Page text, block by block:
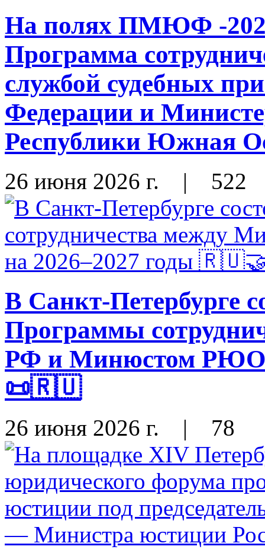
На полях ПМЮФ -
Программа
службой судебных
Федерации и
Республики Южная
26 июня 2026 г. | 522
В Санкт-Петербурге
Программы
РФ и Минюстом РЮО
📜🇷🇺
26 июня 2026 г. | 78